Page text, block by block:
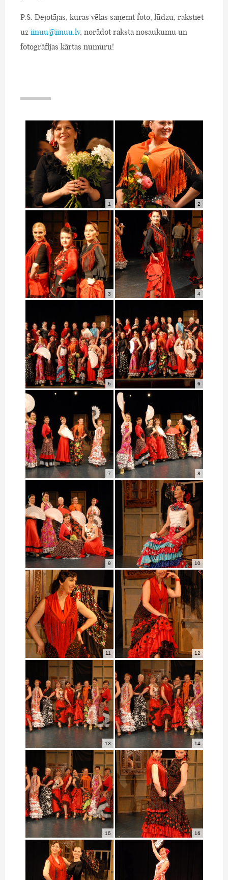
P.S. Dejotājas, kuras vēlas saņemt foto, lūdzu, rakstiet
uz iinuu@iinuu.lv, norādot raksta nosaukumu un
fotogrāfijas kārtas numuru!
1 2
3 4
5 6
7 8
9 10
11 12
13 14
15 16